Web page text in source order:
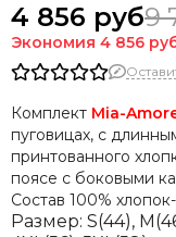
4 856 руб9
Экономия 4 856
Комплект Mia-
пуговицах, с
принтованного
поясе с боковыми
Состав 100%
Размер: S(44), M(4